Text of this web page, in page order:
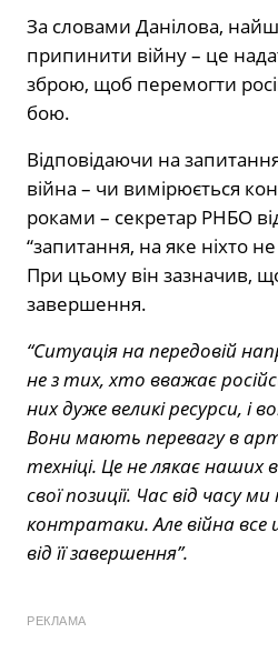
За словами Данілова,
припинити війну – це
зброю, щоб перемогти
бою.
Відповідаючи на
війна – чи вимірюється
роками – секретар РНБО
“запитання, на яке ніхто
При цьому він зазначив,
завершення.
“Ситуація на передовій
не з тих, хто вважає
них дуже великі ресурси, і
Вони мають перевагу в
техніці. Це не лякає наших
свої позиції. Час від часу
контратаки. Але війна все
від її завершення”.
РЕКЛАМА